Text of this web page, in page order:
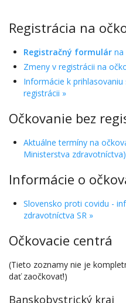
Registrácia na
Registračný formulár na
Zmeny v registrácii na
Informácie k
registrácii »
Očkovanie bez
Aktuálne termíny na
Ministerstva
Informácie o
Slovensko proti covidu -
zdravotníctva SR »
Očkovacie centrá
(Tieto zoznamy nie je
dať zaočkovať!)
Banskobystrický kraj